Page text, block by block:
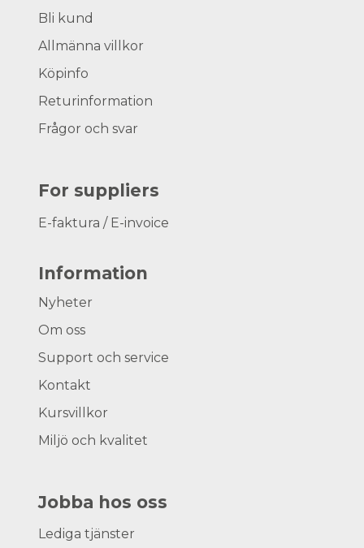
Bli kund
Allmänna villkor
Köpinfo
Returinformation
Frågor och svar
For suppliers
E-faktura / E-invoice
Information
Nyheter
Om oss
Support och service
Kontakt
Kursvillkor
Miljö och kvalitet
Jobba hos oss
Lediga tjänster